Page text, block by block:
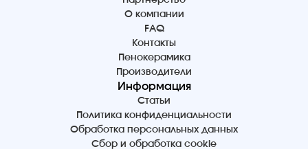
О компании
FAQ
Контакты
Пенокерамика
Производители
Информация
Статьи
Политика конфиденциальности
Обработка персональных данных
Сбор и обработка cookie